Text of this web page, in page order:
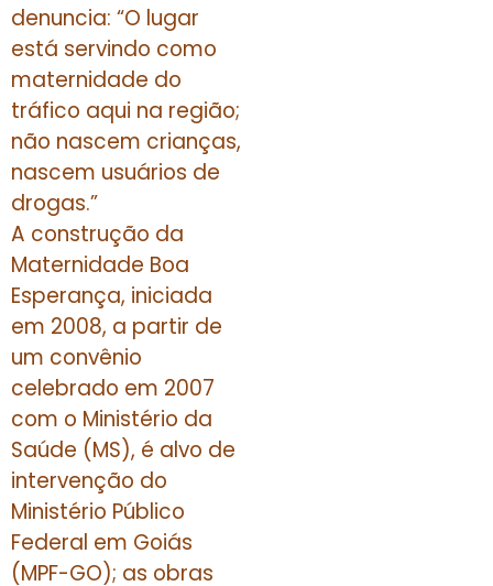
denuncia: “O lugar
está servindo como
maternidade do
tráfico aqui na região;
não nascem crianças,
nascem usuários de
drogas.”
A construção da
Maternidade Boa
Esperança, iniciada
em 2008, a partir de
um convênio
celebrado em 2007
com o Ministério da
Saúde (MS), é alvo de
intervenção do
Ministério Público
Federal em Goiás
(MPF-GO); as obras